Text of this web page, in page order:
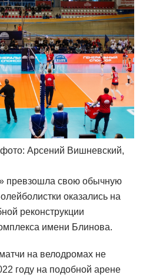
Арсений Вишневский,
превзошла свою обычную
оказались на
реконструкции
имени Блинова.
на велодромах не
году на подобной арене